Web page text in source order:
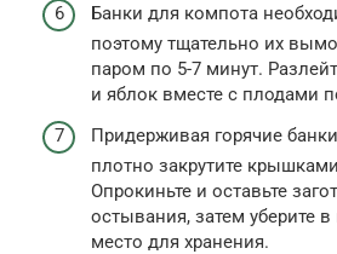
Банки для компота
поэтому тщательно их
паром по 5-7 минут.
и яблок вместе с плодами
Придерживая горячие
плотно закрутите
Опрокиньте и оставьте
остывания, затем уберите
место для хранения.